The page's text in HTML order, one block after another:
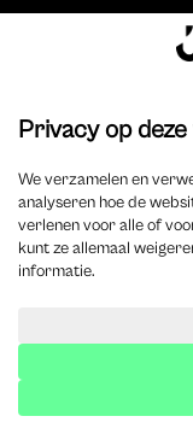
Vacature plaatsen
Volgen
Volgen